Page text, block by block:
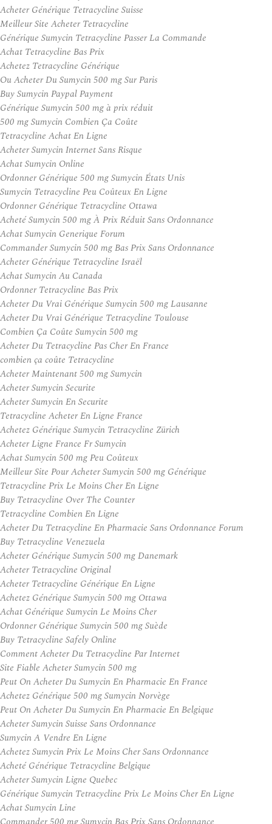
Acheter Générique Tetracycline Suisse
Meilleur Site Acheter Tetracycline
Générique Sumycin Tetracycline Passer La Commande
Achat Tetracycline Bas Prix
Achetez Tetracycline Générique
Ou Acheter Du Sumycin 500 mg Sur Paris
Buy Sumycin Paypal Payment
Générique Sumycin 500 mg à prix réduit
500 mg Sumycin Combien Ça Coûte
Tetracycline Achat En Ligne
Acheter Sumycin Internet Sans Risque
Achat Sumycin Online
Ordonner Générique 500 mg Sumycin États Unis
Sumycin Tetracycline Peu Coûteux En Ligne
Ordonner Générique Tetracycline Ottawa
Acheté Sumycin 500 mg À Prix Réduit Sans Ordonnance
Achat Sumycin Generique Forum
Commander Sumycin 500 mg Bas Prix Sans Ordonnance
Acheter Générique Tetracycline Israël
Achat Sumycin Au Canada
Ordonner Tetracycline Bas Prix
Acheter Du Vrai Générique Sumycin 500 mg Lausanne
Acheter Du Vrai Générique Tetracycline Toulouse
Combien Ça Coûte Sumycin 500 mg
Acheter Du Tetracycline Pas Cher En France
combien ça coûte Tetracycline
Acheter Maintenant 500 mg Sumycin
Acheter Sumycin Securite
Acheter Sumycin En Securite
Tetracycline Acheter En Ligne France
Achetez Générique Sumycin Tetracycline Zürich
Acheter Ligne France Fr Sumycin
Achat Sumycin 500 mg Peu Coûteux
Meilleur Site Pour Acheter Sumycin 500 mg Générique
Tetracycline Prix Le Moins Cher En Ligne
Buy Tetracycline Over The Counter
Tetracycline Combien En Ligne
Acheter Du Tetracycline En Pharmacie Sans Ordonnance Forum
Buy Tetracycline Venezuela
Acheter Générique Sumycin 500 mg Danemark
Acheter Tetracycline Original
Acheter Tetracycline Générique En Ligne
Achetez Générique Sumycin 500 mg Ottawa
Achat Générique Sumycin Le Moins Cher
Ordonner Générique Sumycin 500 mg Suède
Buy Tetracycline Safely Online
Comment Acheter Du Tetracycline Par Internet
Site Fiable Acheter Sumycin 500 mg
Peut On Acheter Du Sumycin En Pharmacie En France
Achetez Générique 500 mg Sumycin Norvège
Peut On Acheter Du Sumycin En Pharmacie En Belgique
Acheter Sumycin Suisse Sans Ordonnance
Sumycin A Vendre En Ligne
Achetez Sumycin Prix Le Moins Cher Sans Ordonnance
Acheté Générique Tetracycline Belgique
Acheter Sumycin Ligne Quebec
Générique Sumycin Tetracycline Prix Le Moins Cher En Ligne
Achat Sumycin Line